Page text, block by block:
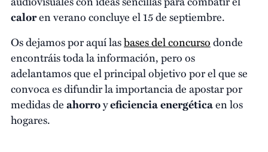
caloren verano concluye el 15 de septiembre.
Os dejamos por aquí lasbases del concursodonde
encontráis toda la información, pero os
adelantamos que el principal objetivo por el que se
convoca es difundir la importancia de apostar por
medidas deahorroyeficiencia energéticaen los
hogares.